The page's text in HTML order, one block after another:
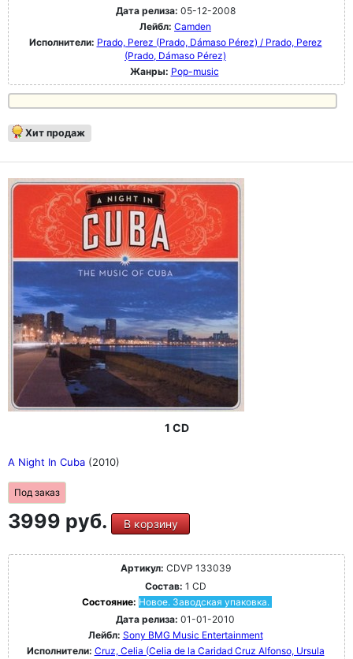
Дата релиза: 05-12-2008
Лейбл: Camden
Исполнители: Prado, Perez (Prado, Dámaso Pérez) / Prado, Perez
(Prado, Dámaso Pérez)
Жанры: Pop-music
Хит продаж
1 CD
A Night In Cuba (2010)
Под заказ
3999 руб. В корзину
Артикул: CDVP 133039
Состав: 1 CD
Состояние: Новое. Заводская упаковка.
Дата релиза: 01-01-2010
Лейбл: Sony BMG Music Entertainment
Исполнители: Cruz, Celia (Celia de la Caridad Cruz Alfonso, Ursula